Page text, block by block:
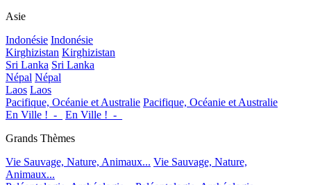
Asie
Indonésie Indonésie
Kirghizistan Kirghizistan
Sri Lanka Sri Lanka
Népal Népal
Laos Laos
Pacifique, Océanie et Australie Pacifique, Océanie et Australie
En Ville !_-_
En Ville !_-_
Grands Thèmes
Vie Sauvage, Nature, Animaux... Vie Sauvage, Nature,
Animaux...